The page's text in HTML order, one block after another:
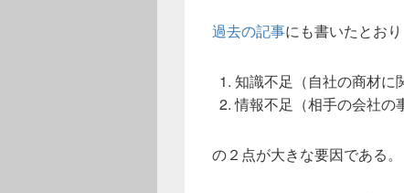
過去の記事にも書いたとおり
知識不足（自社の商材に
情報不足（相手の会社の
の２点が大きな要因である。